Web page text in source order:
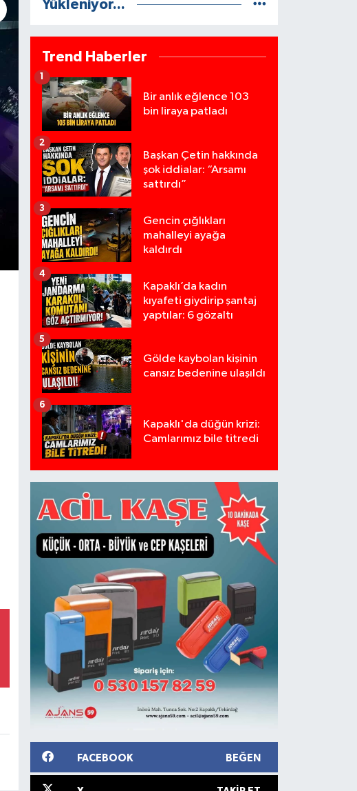
Yükleniyor...
Trend Haberler
Bir anlık eğlence 103
bin liraya patladı
Başkan Çetin hakkında
şok iddialar: “Arsamı
sattırdı”
2
Gencin çığlıkları
mahalleyi ayağa
kaldırdı
3
Kapaklı’da kadın
kıyafeti giydirip şantaj
yaptılar: 6 gözaltı
4
Gölde kaybolan kişinin
cansız bedenine ulaşıldı
5
Kapaklı'da düğün krizi:
Camlarımız bile titredi
6
FACEBOOK BEĞEN